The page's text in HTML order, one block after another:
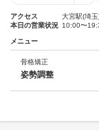
アクセス
大宮駅(埼
本日の営業状況 10:00〜
メニュー
骨格矯正
姿勢調整